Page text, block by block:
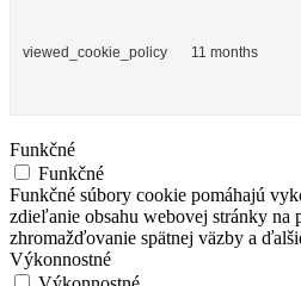
viewed_cookie_policy 11 months
Funkčné
Funkčné
Funkčné súbory cookie pomáhajú
zdieľanie obsahu webovej stránky na
zhromažďovanie spätnej väzby a
Výkonnostné